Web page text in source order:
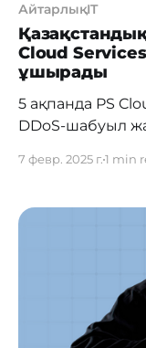
АйтарлықIT
Cloud
ұшырады
5 ақпанда PS
DDoS-шабуыл
етті. Соның
Шабуыл туралы не
16:50-де
жалғасты.
объектілік
7 февр. 2025 г.1 min